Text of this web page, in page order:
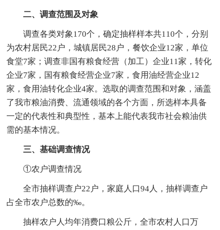
二、调查范围及对象
调查各类对象170个，确定抽样样本共110个，分别
为农村居民22户，城镇居民28户，餐饮企业12家，单位
食堂7家；调查非国有粮食经营（加工）企业11家，转化
企业7家，国有粮食经营企业7家，食用油经营企业12
家，食用油转化企业4家。选取的调查范围和对象，涵盖
了我市粮油消费、流通领域的各个方面，所选样本具备
一定的代表性和典型性，基本上能代表我市社会粮油供
需的基本情况。
三、基础调查情况
①农户调查情况
全市抽样调查户22户，家庭人口94人，抽样调查户
占全市农户总数的‰。
抽样农户人均年消费口粮公斤，全市农村人口万